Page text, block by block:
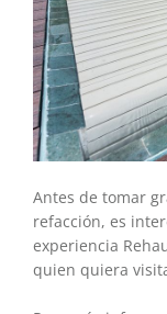
Antes de tomar
refacción, es
experiencia
quien quiera